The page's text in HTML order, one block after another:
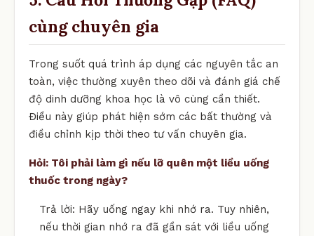
cùng chuyên gia
Trong suốt quá trình áp dụng các nguyên tắc an
toàn, việc thường xuyên theo dõi và đánh giá chế
độ dinh dưỡng khoa học là vô cùng cần thiết.
Điều này giúp phát hiện sớm các bất thường và
điều chỉnh kịp thời theo tư vấn chuyên gia.
Hỏi: Tôi phải làm gì nếu lỡ quên một liều uống
thuốc trong ngày?
Trả lời: Hãy uống ngay khi nhớ ra. Tuy nhiên,
nếu thời gian nhớ ra đã gần sát với liều uống